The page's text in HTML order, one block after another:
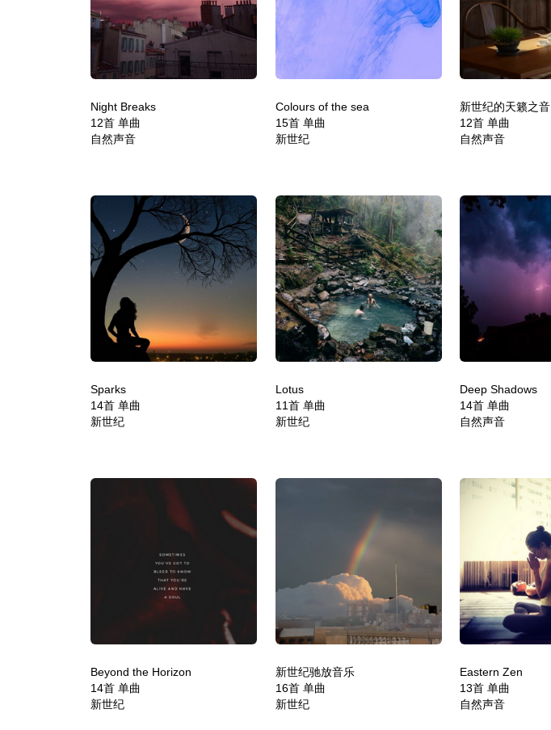
Night Breaks
12首 单曲
自然声音
Colours of the sea
15首 单曲
新世纪
新世纪的天籁之音
12首 单曲
自然声音
Sparks
14首 单曲
新世纪
Lotus
11首 单曲
新世纪
Deep Shadows
14首 单曲
自然声音
Beyond the Horizon
14首 单曲
新世纪
新世纪驰放音乐
16首 单曲
新世纪
Eastern Zen
13首 单曲
自然声音